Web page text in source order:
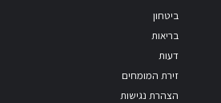
ביטחון
בריאות
דעות
זירת המומחים
הצהרת נגישות